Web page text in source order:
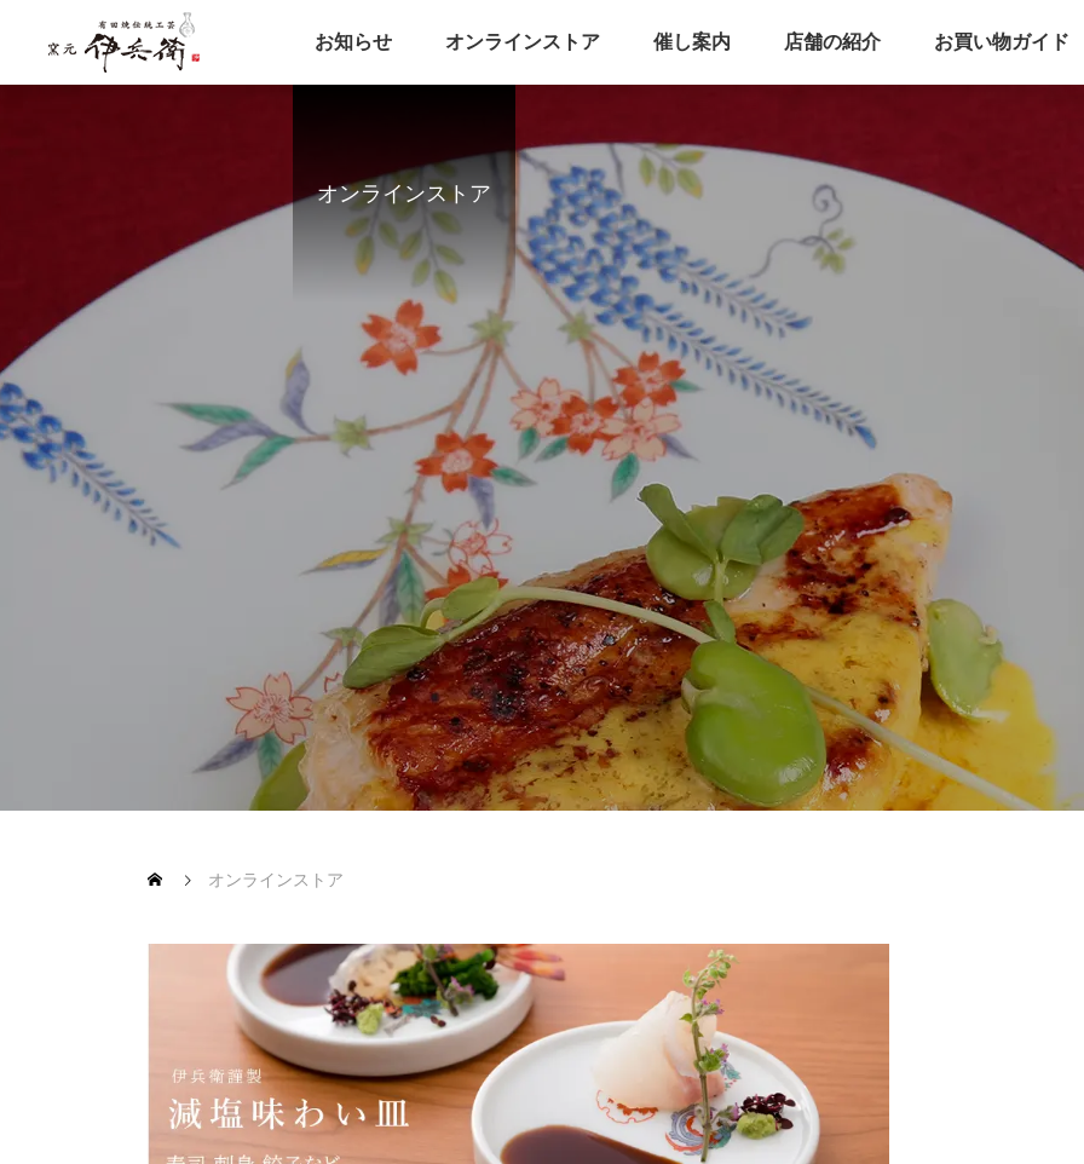
お知らせ オンラインストア 催し案内 店舗の紹介 お買い物ガイド
オンラインストア
オンラインストア